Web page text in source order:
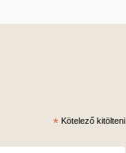
* Kötelező kitölteni